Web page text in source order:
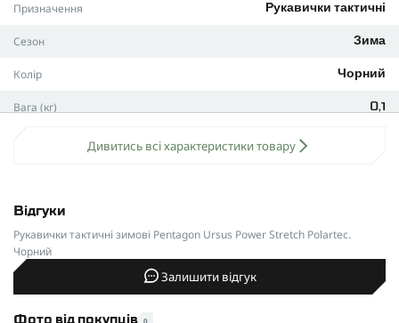
Сенсорні вставки на великому та середньому пальці
Щільна облягаюча посадка для точних завдань
Підходять як самостійні рукавички або як підшар
Склад: 53% поліестер, 38% нейлон, 9% еластан
Манжета: еластична, низькопрофільна
Призначення Рукавички тактичні
Сезон Зима
Колір Чорний
Вага (кг) 0,1
Рукавички тактичні
Дивитись всі характеристики товару
Відгуки
Рукавички тактичні зимові Pentagon Ursus Power Stretch Polartec.
Чорний
Залишити відгук
0